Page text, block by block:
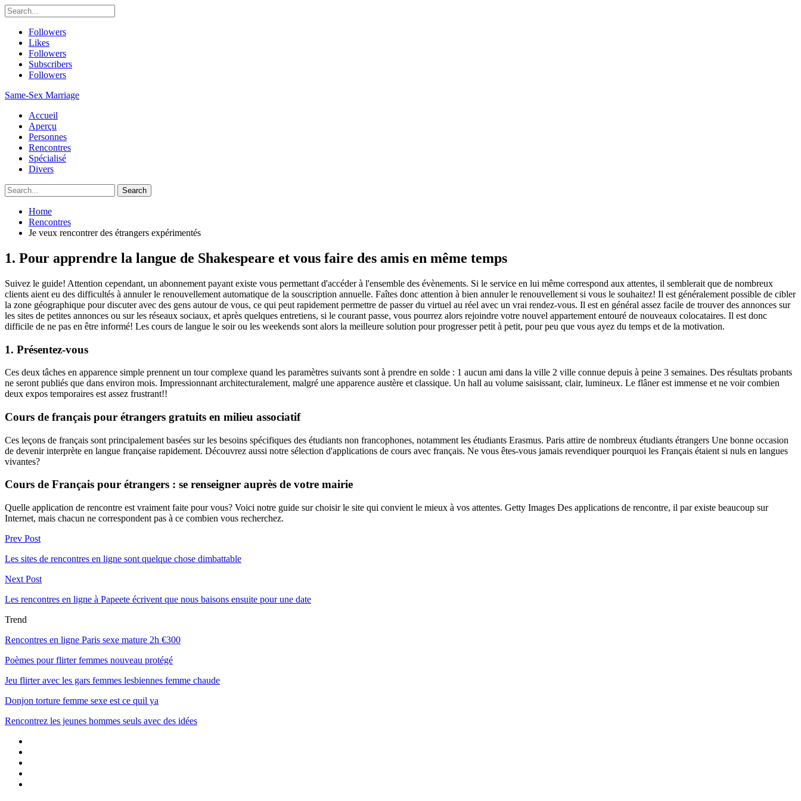
Followers
Likes
Followers
Subscribers
Followers
Same-Sex Marriage
Accueil
Aperçu
Personnes
Rencontres
Spécialisé
Divers
Home
Rencontres
Je veux rencontrer des étrangers expérimentés
1. Pour apprendre la langue de Shakespeare et vous faire des amis en même temps
Suivez le guide! Attention cependant, un abonnement payant existe vous permettant d'accéder à l'ensemble des évènements. Si le service en lui même correspond aux attentes, il semblerait que de nombreux
clients aient eu des difficultés à annuler le renouvellement automatique de la souscription annuelle. Faîtes donc attention à bien annuler le renouvellement si vous le souhaitez! Il est généralement possible de cibler
la zone géographique pour discuter avec des gens autour de vous, ce qui peut rapidement permettre de passer du virtuel au réel avec un vrai rendez-vous. Il est en général assez facile de trouver des annonces sur
les sites de petites annonces ou sur les réseaux sociaux, et après quelques entretiens, si le courant passe, vous pourrez alors rejoindre votre nouvel appartement entouré de nouveaux colocataires. Il est donc
difficile de ne pas en être informé! Les cours de langue le soir ou les weekends sont alors la meilleure solution pour progresser petit à petit, pour peu que vous ayez du temps et de la motivation.
1. Présentez-vous
Ces deux tâches en apparence simple prennent un tour complexe quand les paramètres suivants sont à prendre en solde : 1 aucun ami dans la ville 2 ville connue depuis à peine 3 semaines. Des résultats probants
ne seront publiés que dans environ mois. Impressionnant architecturalement, malgré une apparence austère et classique. Un hall au volume saisissant, clair, lumineux. Le flâner est immense et ne voir combien
deux expos temporaires est assez frustrant!!
Cours de français pour étrangers gratuits en milieu associatif
Ces leçons de français sont principalement basées sur les besoins spécifiques des étudiants non francophones, notamment les étudiants Erasmus. Paris attire de nombreux étudiants étrangers Une bonne occasion
de devenir interprète en langue française rapidement. Découvrez aussi notre sélection d'applications de cours avec français. Ne vous êtes-vous jamais revendiquer pourquoi les Français étaient si nuls en langues
vivantes?
Cours de Français pour étrangers : se renseigner auprès de votre mairie
Quelle application de rencontre est vraiment faite pour vous? Voici notre guide sur choisir le site qui convient le mieux à vos attentes. Getty Images Des applications de rencontre, il par existe beaucoup sur
Internet, mais chacun ne correspondent pas à ce combien vous recherchez.
Prev Post
Les sites de rencontres en ligne sont quelque chose dimbattable
Next Post
Les rencontres en ligne à Papeete écrivent que nous baisons ensuite pour une date
Trend
Rencontres en ligne Paris sexe mature 2h €300
Poèmes pour flirter femmes nouveau protégé
Jeu flirter avec les gars femmes lesbiennes femme chaude
Donjon torture femme sexe est ce quil ya
Rencontrez les jeunes hommes seuls avec des idées